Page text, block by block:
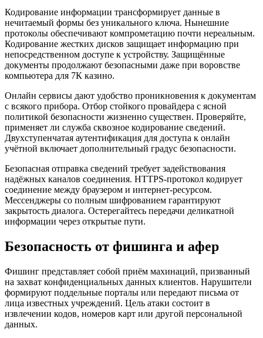
Кодирование информации трансформирует данные в
нечитаемый формы без уникального ключа. Нынешние
протоколы обеспечивают компрометацию почти нереальным.
Кодирование жестких дисков защищает информацию при
непосредственном доступе к устройству. Защищённые
документы продолжают безопасными даже при воровстве
компьютера для 7К казино.
Онлайн сервисы дают удобство проникновения к документам
с всякого прибора. Отбор стойкого провайдера с ясной
политикой безопасности жизненно существен. Проверяйте,
применяет ли служба сквозное кодирование сведений.
Двухступенчатая аутентификация для доступа к онлайн
учётной включает дополнительный градус безопасности.
Безопасная отправка сведений требует задействования
надёжных каналов соединения. HTTPS-протокол кодирует
соединение между браузером и интернет-ресурсом.
Мессенджеры со полным шифрованием гарантируют
закрытость диалога. Остерегайтесь передачи деликатной
информации через открытые пути.
Безопасность от фишинга и афер
Фишинг представляет собой приём махинаций, призванный
на захват конфиденциальных данных клиентов. Нарушители
формируют поддельные порталы или передают письма от
лица известных учреждений. Цель атаки состоит в
извлечении кодов, номеров карт или другой персональной
данных.